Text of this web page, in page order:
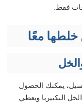
فقط.
معًا
يمكنك الحصول
البكتيريا ويعطي